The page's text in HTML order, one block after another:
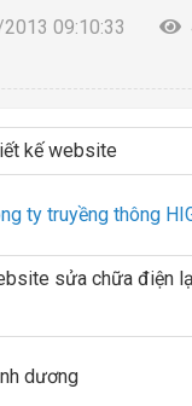
09:10:33
kế website
ty truyềng thông
sửa chữa điện
dương